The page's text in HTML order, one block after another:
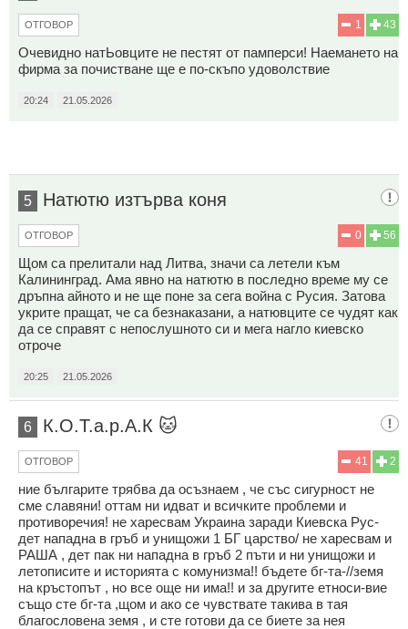
43
1
ОТГОВОР
Очевидно натЬовците не пестят от памперси! Наемането на
фирма за почистване ще е по-скъпо удоволствие
20:24 21.05.2026
5 Натютю изтърва коня
56
0
ОТГОВОР
Щом са прелитали над Литва, значи са летели към
Калининград. Ама явно на натютю в последно време му се
дръпна айното и не ще поне за сега война с Русия. Затова
укрите пращат, че са безнаказани, а натювците се чудят как
да се справят с непослушното си и мега нагло киевско
отроче
20:25 21.05.2026
6 К.О.Т.а.р.А.К 🐱
2
41
ОТГОВОР
ние българите трябва да осъзнаем , че със сигурност не
сме славяни! оттам ни идват и всичките проблеми и
противоречия! не харесвам Украина заради Киевска Рус-
дет нападна в гръб и унищожи 1 БГ царство/ не харесвам и
РАША , дет пак ни нападна в гръб 2 пъти и ни унищожи и
летописите и историята с комунизма!! бъдете бг-та-//земя
на кръстопът , но все още ни има!! и за другите етноси-вие
също сте бг-та ,щом и ако се чувствате такива в тая
благословена земя , и сте готови да се биете за нея